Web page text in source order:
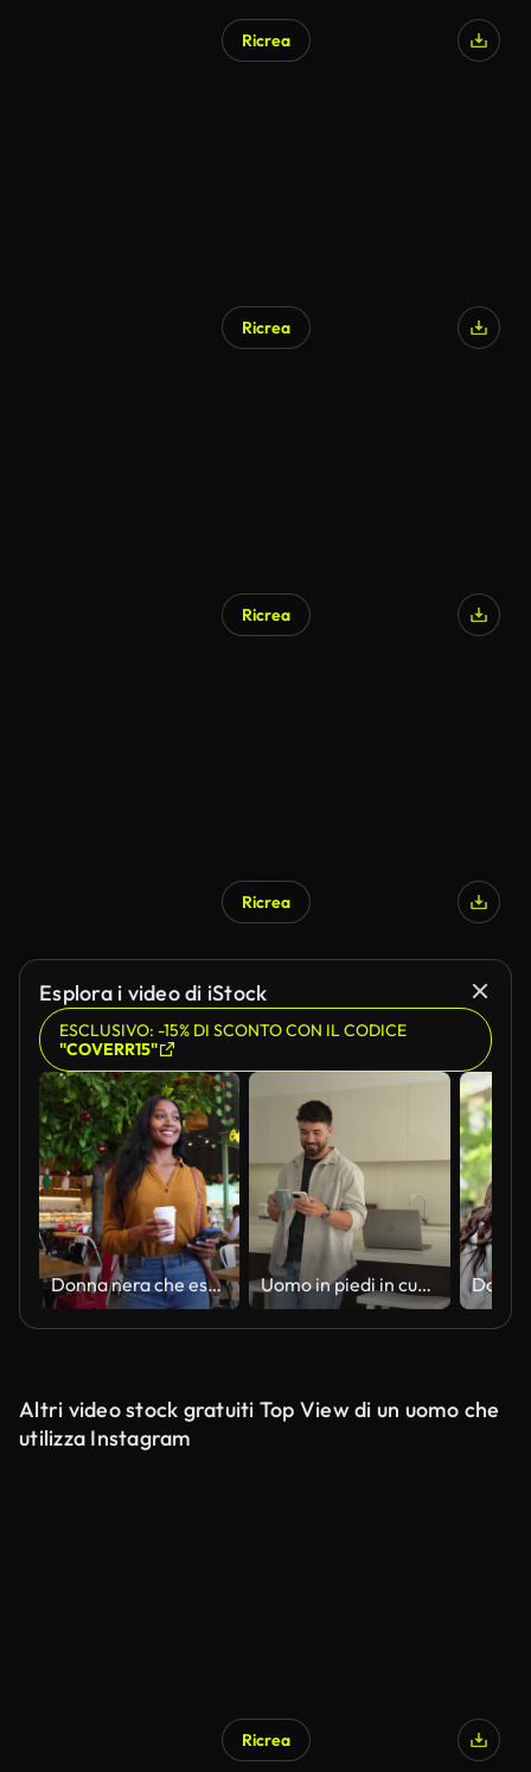
Ricrea
Ricrea
Ricrea
Ricrea
Esplora i video di iStock
ESCLUSIVO: -15% DI SCONTO CON IL CODICE
"COVERR15"
Donna nera che esce da una caffetteria con un caffè da asporto mentre invia messaggi sullo smartphone Uomo in piedi in cucina che beve caffè e guarda il suo cellulare.
Altri video stock gratuiti Top View di un uomo che
utilizza Instagram
Ricrea